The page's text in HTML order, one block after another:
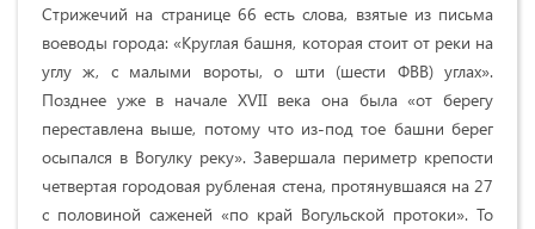
Стрижечий на странице 66 есть слова, взятые из письма
воеводы города: «Круглая башня, которая стоит от реки на
углу ж, с малыми вороты, о шти (шести ФВВ) углах».
Позднее уже в начале ХVII века она была «от берегу
переставлена выше, потому что из-под тое башни берег
осыпался в Вогулку реку». Завершала периметр крепости
четвертая городовая рубленая стена, протянувшаяся на 27
с половиной саженей «по край Вогульской протоки». То